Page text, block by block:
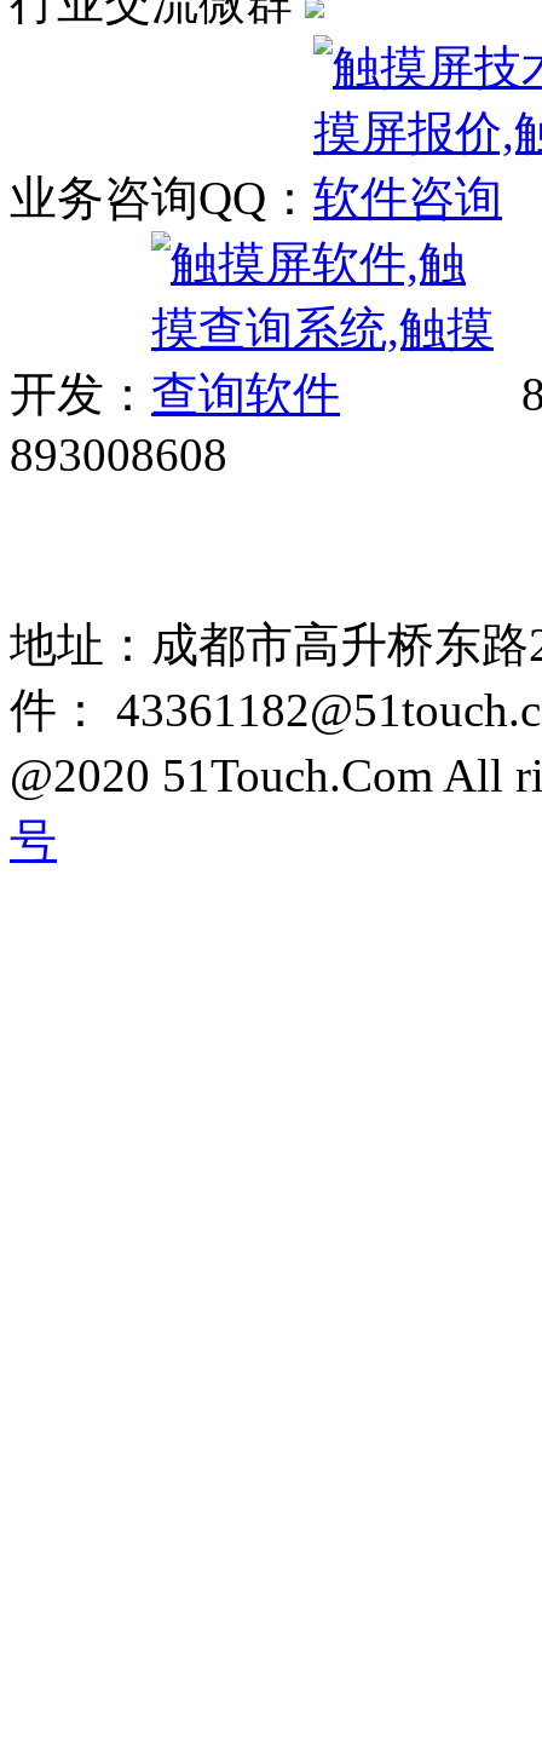
业务咨询QQ：
开发：
893008608
地址：成都市高升桥东
件：
@2020 51Touch.Com All
号